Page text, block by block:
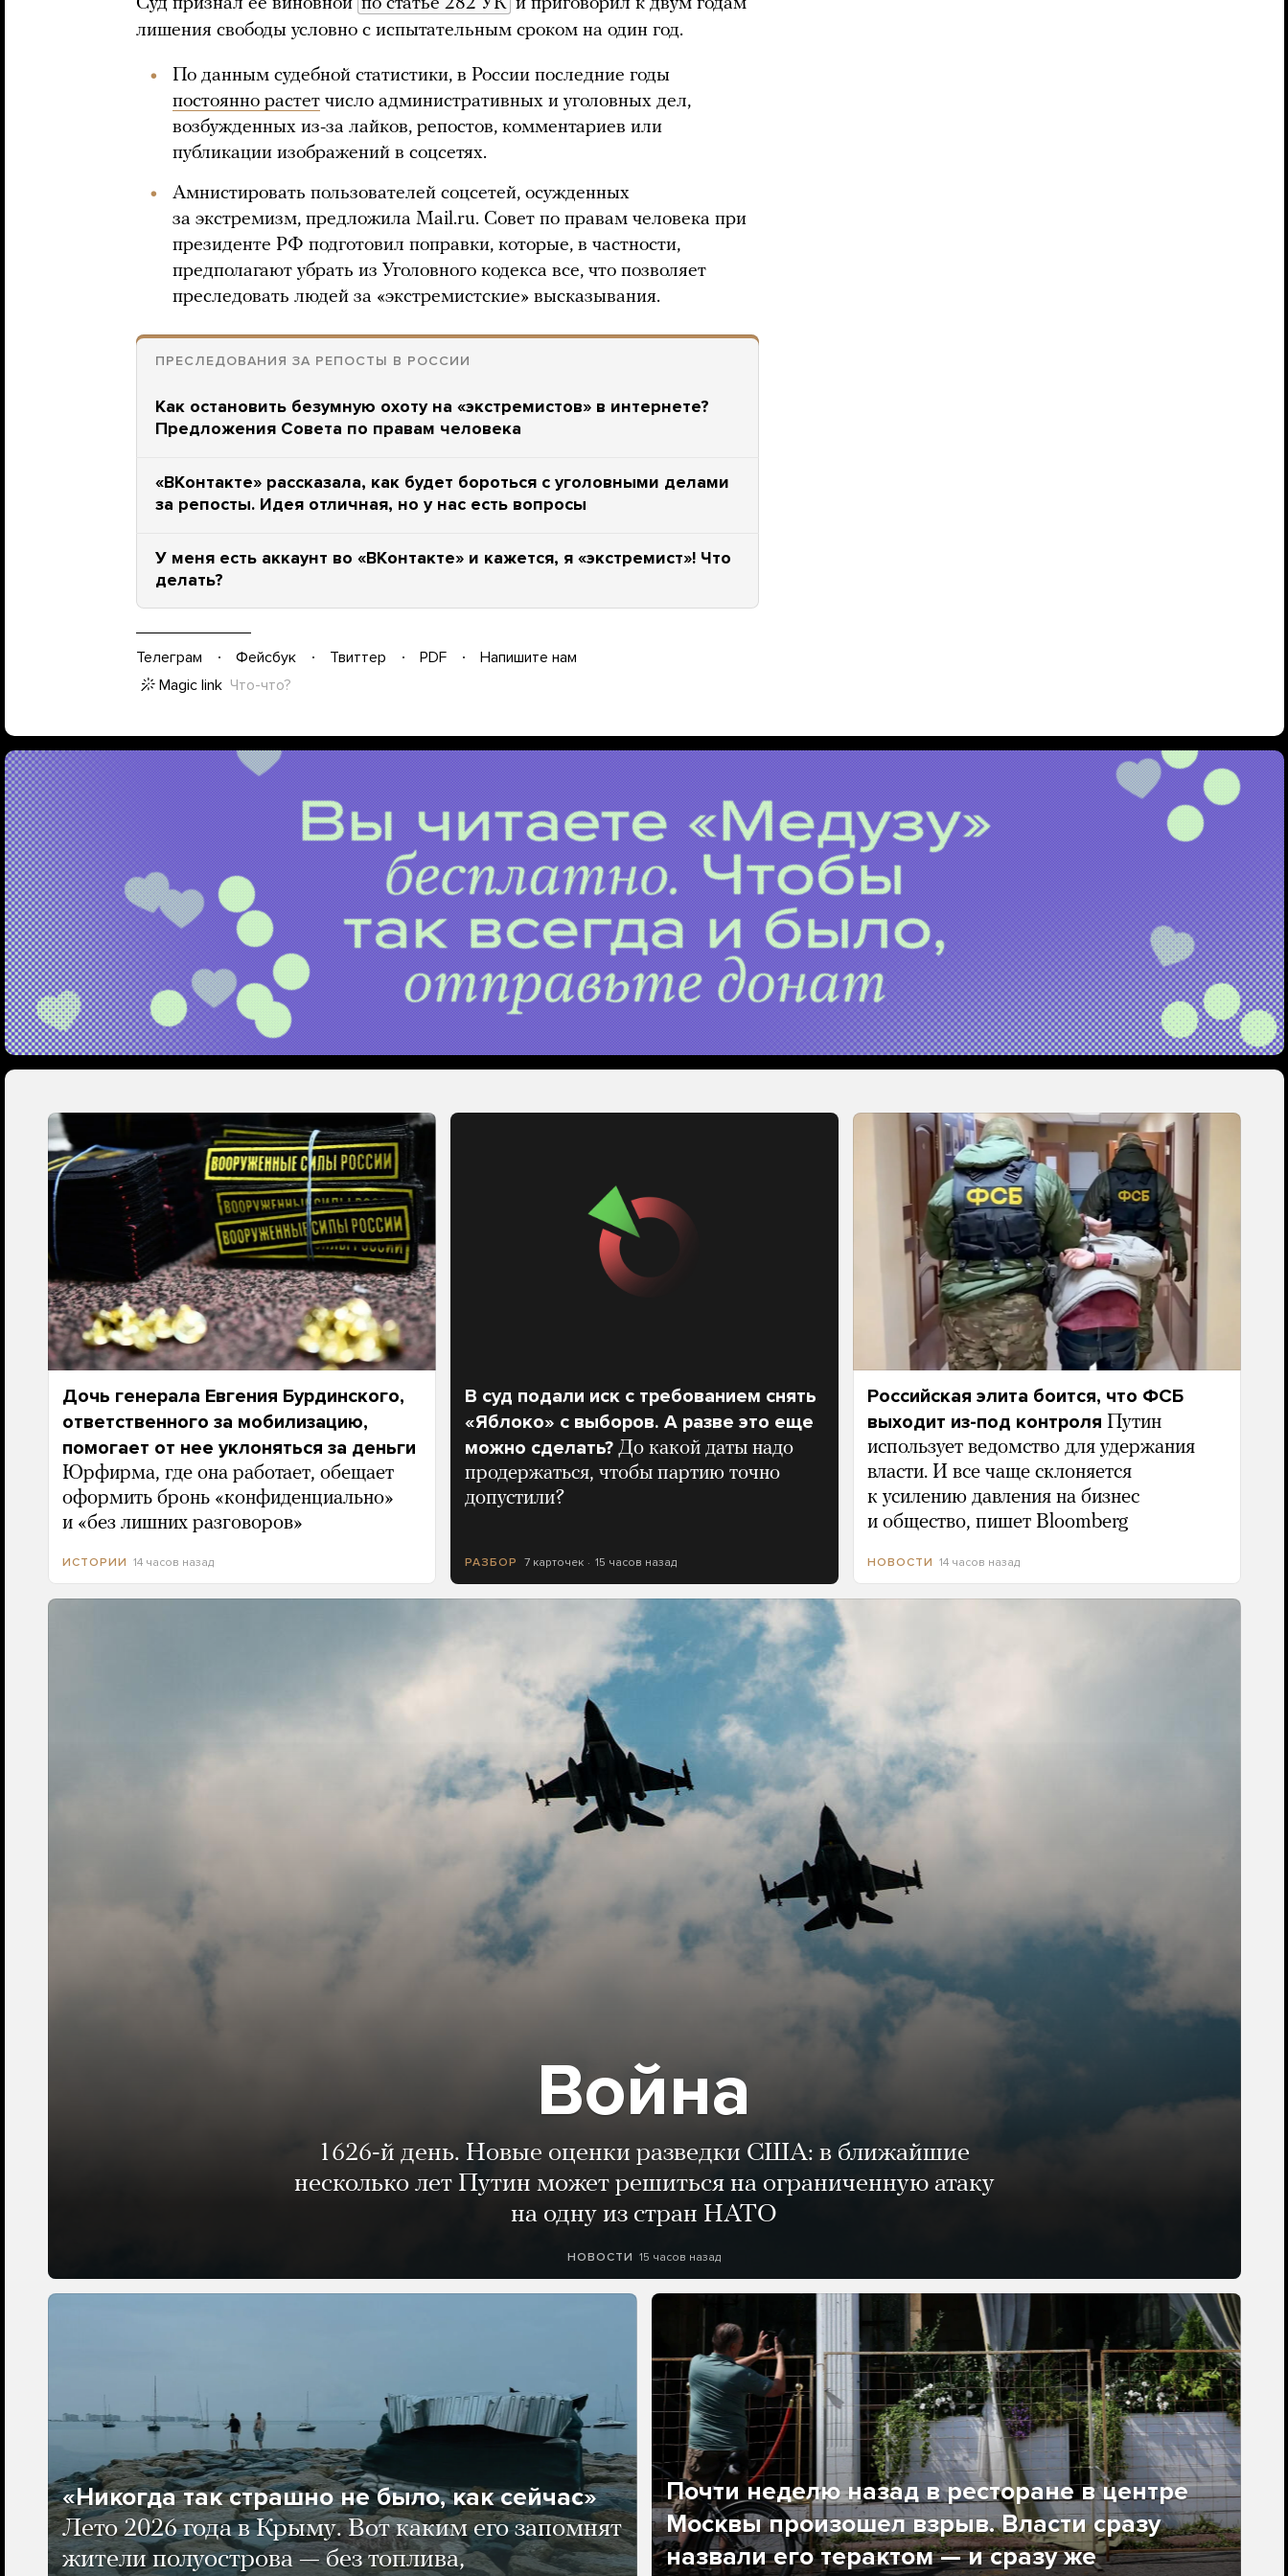
Суд признал ее виновной по статье 282 УК и приговорил к двум годам
лишения свободы условно с испытательным сроком на один год.
По данным судебной статистики, в России последние годы
постоянно растет число административных и уголовных дел,
возбужденных из-за лайков, репостов, комментариев или
публикации изображений в соцсетях.
Амнистировать пользователей соцсетей, осужденных
за экстремизм, предложила Mail.ru. Совет по правам человека при
президенте РФ подготовил поправки, которые, в частности,
предполагают убрать из Уголовного кодекса все, что позволяет
преследовать людей за «экстремистские» высказывания.
ПРЕСЛЕДОВАНИЯ ЗА РЕПОСТЫ В РОССИИ
Как остановить безумную охоту на «экстремистов» в интернете?
Предложения Совета по правам человека
«ВКонтакте» рассказала, как будет бороться с уголовными делами
за репосты. Идея отличная, но у нас есть вопросы
У меня есть аккаунт во «ВКонтакте» и кажется, я «экстремист»! Что
делать?
Телеграм Фейсбук Твиттер PDF
Напишите нам
Magic link Что-что?
Дочь генерала Евгения Бурдинского,
ответственного за мобилизацию,
помогает от нее уклоняться за деньги
Юрфирма, где она работает, обещает
оформить бронь «конфиденциально»
и «без лишних разговоров»
ИСТОРИИ 14 часов назад
В суд подали иск с требованием снять
«Яблоко» с выборов. А разве это еще
можно сделать? До какой даты надо
продержаться, чтобы партию точно
допустили?
РАЗБОР 7 карточек 15 часов назад
Российская элита боится, что ФСБ
выходит из-под контроля Путин
использует ведомство для удержания
власти. И все чаще склоняется
к усилению давления на бизнес
и общество, пишет Bloomberg
НОВОСТИ 14 часов назад
Война
1626-й день. Новые оценки разведки США: в ближайшие
несколько лет Путин может решиться на ограниченную атаку
на одну из стран НАТО
НОВОСТИ 15 часов назад
«Никогда так страшно не было, как сейчас»
Лето 2026 года в Крыму. Вот каким его запомнят
жители полуострова — без топлива,
Почти неделю назад в ресторане в центре
Москвы произошел взрыв. Власти сразу
назвали его терактом — и сразу же